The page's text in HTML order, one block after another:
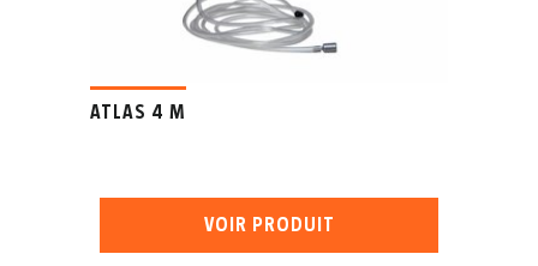
ATLAS 4 M
VOIR PRODUIT